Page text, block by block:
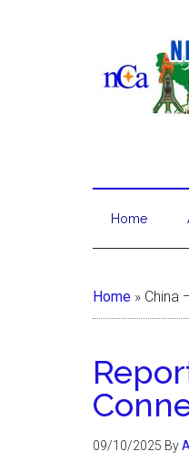
Home
Home » China
09/10/2025 By